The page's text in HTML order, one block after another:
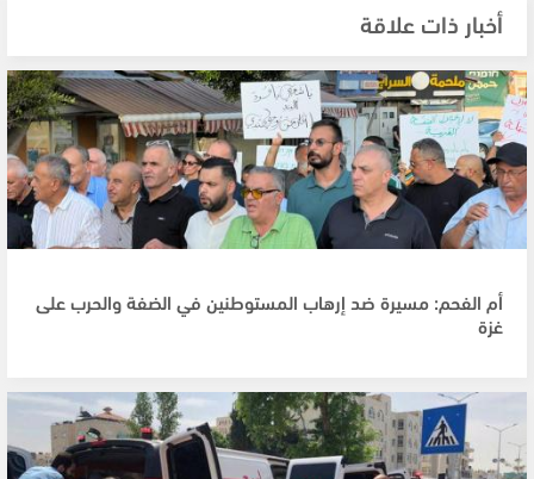
أخبار ذات علاقة
أم الفحم: مسيرة ضد إرهاب المستوطنين في الضفة والحرب على
غزة